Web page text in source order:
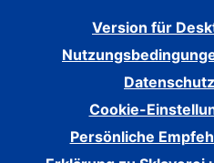
Version für
Cookie-
Persönliche